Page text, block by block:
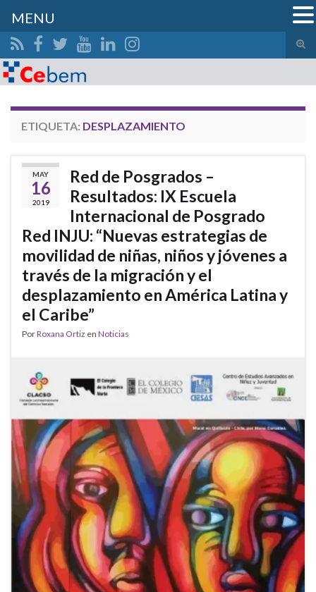
el
Search for:
ETIQUETA: DESPLAZAMIENTO
MAY
16
2019
Red de Posgrados –
Resultados: IX Escuela
Internacional de Posgrado
Red INJU: “Nuevas estrategias de
movilidad de niñas, niños y jóvenes a
través de la migración y el
desplazamiento en América Latina y
el Caribe”
PorRoxana Ortiz en Noticias
MENU